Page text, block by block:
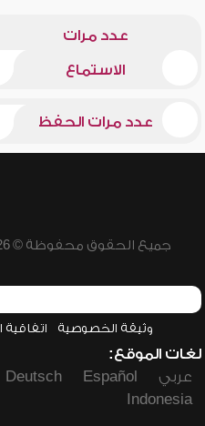
عدد مرات
الاستماع
عدد مرات الحفظ
جميع الحقوق محفوظة © 2026 - 1998 لشبكة إسلام ويب
وثيقة الخصوصية
لغات الموقع:
عربي
Español
Deutsch
Indonesia